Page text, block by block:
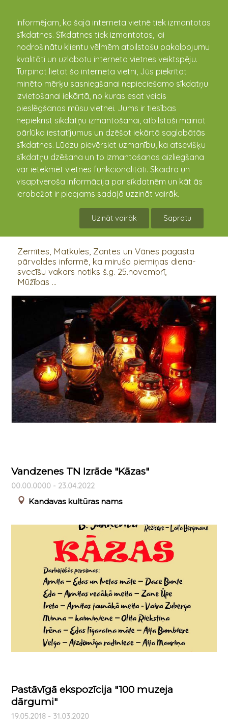
Informējam, ka šajā interneta vietnē tiek izmantotas
sīkdatnes. Sīkdatnes tiek izmantotas, lai
nodrošinātu klientu vēlmēm atbilstošu pakalpojumu
kvalitāti un uzlabotu interneta vietnes veiktspēju.
Turpinot lietot šo interneta vietni, Jūs piekrītat
minēto mērķu sasniegšanai nepieciešamo sīkdatņu
izvietošanai iekārtā, no kuras esat veicis
pieslēgšanos mūsu vietnei. Jums ir tiesības
nepiekrist sīkdatņu izmantošanai, atbilstoši mainot
pārlūka iestatījumus un dzēšot iekārtā saglabātās
sīkdatnes. Lūdzu pievērsiet uzmanību, ka atsevišķu
sīkdatņu dzēšana un to izmantošanas aizliegšana
var ietekmēt vietnes funkcionalitāti. Skaidra un
visaptveroša informācija par sīkdatnēm un kāt ās
ierobežot ir pieejams sadaļā uzzināt vairāk.
Uzināt vairāk Sapratu
kandava.lv
PASĀKUMU
KALENDĀRS
Svecīšu vakari Kandavas novada kapsētās
Mūžības svētdienā
Zemītes, Matkules, Zantes un Vānes pagasta
pārvaldes informē, ka mirušo piemiņas diena-
svecīšu vakars notiks š.g. 25.novembrī,
Mūžības ...
Vandzenes TN Izrāde "Kāzas"
00.00.0000 - 23.04.2022
Kandavas kultūras nams
Pastāvīgā ekspozīcija "100 muzeja
dārgumi"
19.05.2018 - 31.03.2020